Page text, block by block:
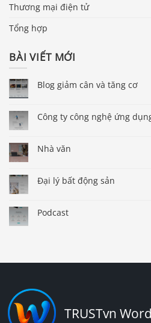
Thương mại điện tử
Tổng hợp
BÀI VIẾT MỚI
Blog giảm cân và tăng cơ
Công ty công nghệ ứng
Nhà văn
Đại lý bất động sản
Podcast
TRUSTvn